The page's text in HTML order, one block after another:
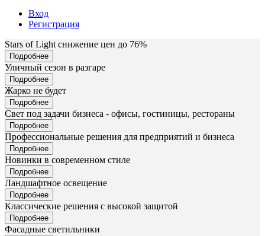
Вход
Регистрация
Stars of Light снижение цен до 76%
Подробнее
Уличный сезон в разгаре
Подробнее
Жарко не будет
Подробнее
Свет под задачи бизнеса - офисы, гостиницы, рестораны
Подробнее
Профессиональные решения для предприятий и бизнеса
Подробнее
Новинки в современном стиле
Подробнее
Ландшафтное освещение
Подробнее
Классические решения с высокой защитой
Подробнее
Фасадные светильники